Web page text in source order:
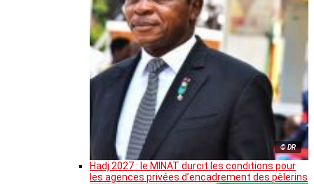
© DR
Hadj 2027 : le MINAT durcit les conditions pour
les agences privées d’encadrement des pèlerins